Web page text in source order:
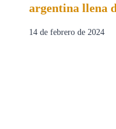
argentina llena
14 de febrero de 2024